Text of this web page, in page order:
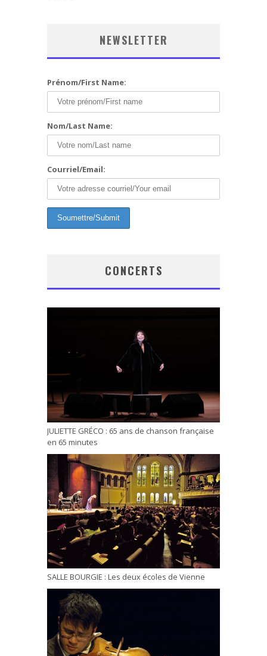
NEWSLETTER
Prénom/First Name:
Nom/Last Name:
Courriel/Email:
CONCERTS
JULIETTE GRÉCO : 65 ans de chanson française
en 65 minutes
SALLE BOURGIE : Les deux écoles de Vienne